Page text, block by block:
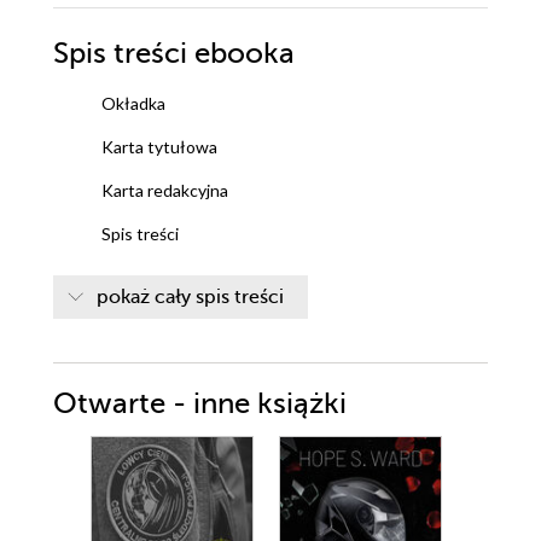
Spis treści ebooka
Okładka
Karta tytułowa
Karta redakcyjna
Spis treści
Zanim zaczniemy. Opowiadanie naszej historii, aby
zagoić rany
Wprowadzenie. Kochana mamo: bolisz mnie
O traumach i ranach
Wszystkie moje twarze
pokaż cały spis treści
Otwarte - inne książki